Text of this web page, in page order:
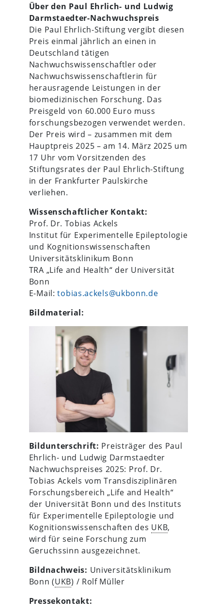
Über den Paul Ehrlich- und Ludwig
Darmstaedter-Nachwuchspreis
Die Paul Ehrlich-Stiftung vergibt diesen
Preis einmal jährlich an einen in
Deutschland tätigen
Nachwuchswissenschaftler oder
Nachwuchswissenschaftlerin für
herausragende Leistungen in der
biomedizinischen Forschung. Das
Preisgeld von 60.000 Euro muss
forschungsbezogen verwendet werden.
Der Preis wird – zusammen mit dem
Hauptpreis 2025 ­– am 14. März 2025 um
17 Uhr vom Vorsitzenden des
Stiftungsrates der Paul Ehrlich-Stiftung
in der Frankfurter Paulskirche
verliehen.
Wissenschaftlicher Kontakt:
Prof. Dr. Tobias Ackels
Institut für Experimentelle Epileptologie
und Kognitionswissenschaften
Universitätsklinikum Bonn
TRA „Life and Health“ der Universität
Bonn
E-Mail:tobias.ackels@ukbonn.de
Bildmaterial:
Bildunterschrift: Preisträger des Paul
Ehrlich- und Ludwig Darmstaedter
Nachwuchspreises 2025: Prof. Dr.
Tobias Ackels vom Transdisziplinären
Forschungsbereich „Life and Health“
der Universität Bonn und des Instituts
für Experimentelle Epileptologie und
Kognitionswissenschaften des UKB,
wird für seine Forschung zum
Geruchssinn ausgezeichnet.
Bildnachweis: Universitätsklinikum
Bonn (UKB) / Rolf Müller
Pressekontakt: